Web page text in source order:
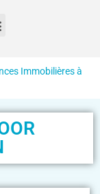
Immobilières à